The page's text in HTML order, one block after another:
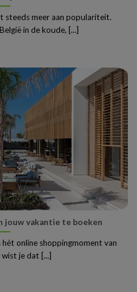
steeds meer aan populariteit.
in de koude, [...]
jouw vakantie te boeken
online shoppingmoment van
je dat [...]